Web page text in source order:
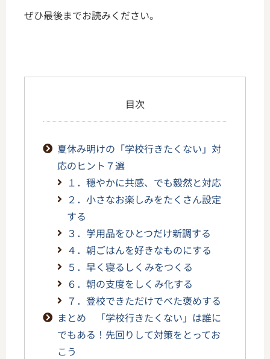
ぜひ最後までお読みください。
目次
夏休み明けの「学校行きたくない」対
応のヒント７選
１．穏やかに共感、でも毅然と対応
２．小さなお楽しみをたくさん設定
する
３．学用品をひとつだけ新調する
４．朝ごはんを好きなものにする
５．早く寝るしくみをつくる
６．朝の支度をしくみ化する
７．登校できただけでべた褒めする
まとめ 「学校行きたくない」は誰に
でもある！先回りして対策をとってお
こう